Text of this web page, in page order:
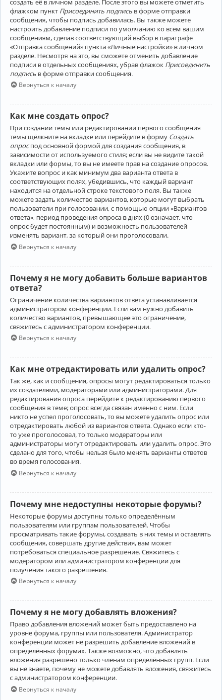
флажком пункт Присоединить подпись в форме отправки
сообщения, чтобы подпись добавилась. Вы также можете
настроить добавление подписи по умолчанию ко всем вашим
сообщениям, сделав соответствующий выбор в параграфе
«Отправка сообщений» пункта «Личные настройки» в личном
разделе. Несмотря на это, вы сможете отменить добавление
подписи в отдельных сообщениях, убрав флажок Присоединить
подпись в форме отправки сообщения.
Вернуться к началу
Как мне создать опрос?
При создании темы или редактировании первого сообщения
темы щёлкните на вкладке или перейдите в форму Создать
опроспод основной формой для создания сообщения, в
зависимости от используемого стиля; если вы не видите такой
вкладки или формы, то вы не имеете прав на создание опросов.
Укажите вопрос и как минимум два варианта ответа в
соответствующих полях, убедившись, что каждый вариант
находится на отдельной строке текстового поля. Вы также
можете задать количество вариантов, которые могут выбрать
пользователи при голосовании, с помощью опции «Вариантов
ответа», период проведения опроса в днях (0 означает, что
опрос будет постоянным) и возможность пользователей
изменять вариант, за который они проголосовали.
Вернуться к началу
Почему я не могу добавить больше вариантов
ответа?
Ограничение количества вариантов ответа устанавливается
администратором конференции. Если вам нужно добавить
количество вариантов, превышающее это ограничение,
свяжитесь с администратором конференции.
Вернуться к началу
Как мне отредактировать или удалить опрос?
Так же, как и сообщения, опросы могут редактироваться только
их создателями, модераторами или администраторами. Для
редактирования опроса перейдите к редактированию первого
сообщения в теме; опрос всегда связан именно с ним. Если
никто не успел проголосовать, то вы можете удалить опрос или
отредактировать любой из вариантов ответа. Однако если кто-
то уже проголосовал, то только модераторы или
администраторы могут отредактировать или удалить опрос. Это
сделано для того, чтобы нельзя было менять варианты ответов
во время голосования.
Вернуться к началу
Почему мне недоступны некоторые форумы?
Некоторые форумы доступны только определённым
пользователям или группам пользователей. Чтобы
просматривать такие форумы, создавать в них темы и оставлять
сообщения, совершать другие действия, вам может
потребоваться специальное разрешение. Свяжитесь с
модератором или администратором конференции для
получения такого разрешения.
Вернуться к началу
Почему я не могу добавлять вложения?
Право добавления вложений может быть предоставлено на
уровне форума, группы или пользователя. Администратор
конференции может не разрешить добавление вложений в
определённых форумах. Также возможно, что добавлять
вложения разрешено только членам определённых групп. Если
вы не знаете, почему не можете добавлять вложения, свяжитесь
с администратором конференции.
Вернуться к началу